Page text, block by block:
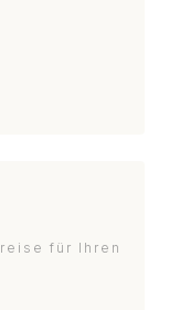
für Ihren